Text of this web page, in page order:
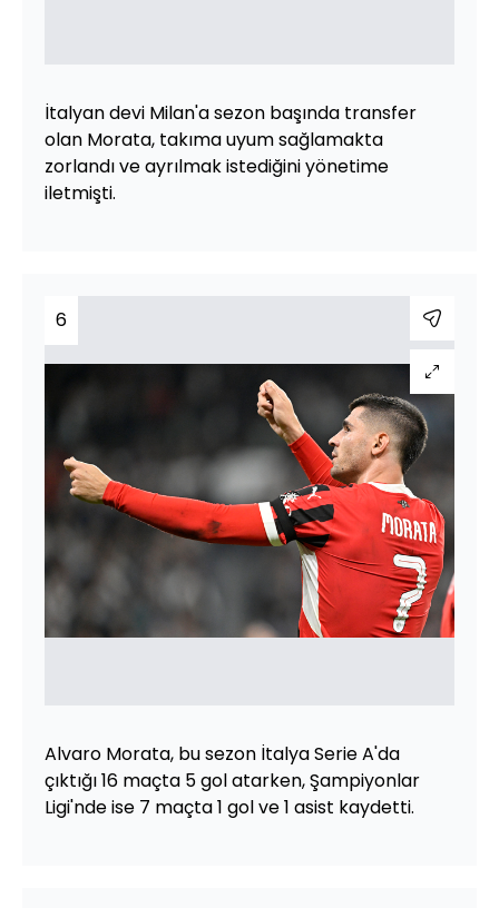
İtalyan devi Milan'a sezon başında transfer
olan Morata, takıma uyum sağlamakta
zorlandı ve ayrılmak istediğini yönetime
iletmişti.
6
Alvaro Morata, bu sezon İtalya Serie A'da
çıktığı 16 maçta 5 gol atarken, Şampiyonlar
Ligi'nde ise 7 maçta 1 gol ve 1 asist kaydetti.